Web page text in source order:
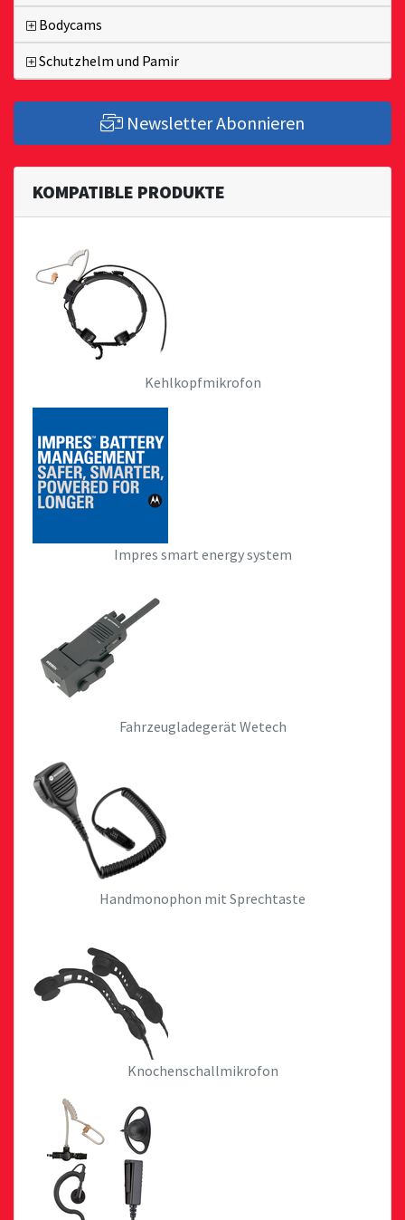
Bodycams
Schutzhelm und Pamir
Newsletter Abonnieren
KOMPATIBLE PRODUKTE
Kehlkopfmikrofon
Impres smart energy system
Fahrzeugladegerät Wetech
Handmonophon mit Sprechtaste
Knochenschallmikrofon